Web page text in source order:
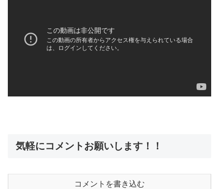
気軽にコメントお願いします！！
コメントを書き込む